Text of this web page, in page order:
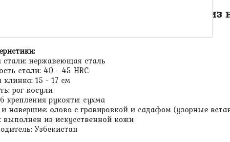
средний (узбекский нож) изогнутый
стали: нержавеющая сталь
стали: 40 - 45 HRC
клинка: 15 - 17 см
рог косули
крепления рукояти: сухма
и навершие: олово с гравировкой и садафом (узорные
выполнен из искусственной кожи
Узбекистан